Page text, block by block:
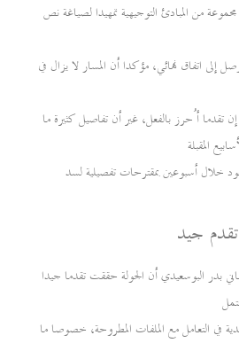
من المبادئ التوجيهية تمهيدا لصياغة نص
إلى اتفاق نهائي، مؤكدا أن المسار لا يزال في
أُحرز بالفعل، غير أن تفاصيل كثيرة ما
المقبلة
خلال أسبوعين بمقترحات تفصيلية لسد
جيد
بدر البوسعيدي أن الجولة حققت تقدما جيدا
في التعامل مع الملفات المطروحة، خصوصا ما